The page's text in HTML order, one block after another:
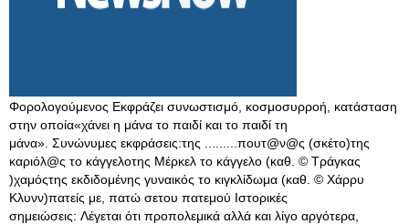
Φορολογούμενος Εκφράζει συνωστισμό, κοσμοσυρροή, κατάσταση
στην οποία«χάνει η μάνα το παιδί και το παιδί τη
μάνα». Συνώνυμες εκφράσεις:της .........πουτ@ν@ς (σκέτο)της
καριόλ@ς το κάγγελοτης Μέρκελ το κάγγελο (καθ. © Τράγκας
)χαμόςτης εκδιδομένης γυναικός το κιγκλίδωμα (καθ. © Χάρρυ
Κλυνν)πατείς με, πατώ σετου πατεμού Ιστορικές
σημειώσεις: Λέγεται ότι προπολεμικά αλλά και λίγο αργότερα,